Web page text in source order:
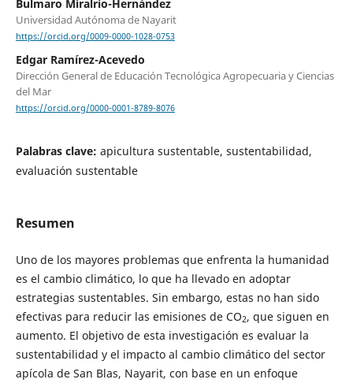
Bulmaro Miralrio-Hernández
Universidad Autónoma de Nayarit
https://orcid.org/0009-0000-1028-0753
Edgar Ramírez-Acevedo
Dirección General de Educación Tecnológica Agropecuaria y Ciencias
del Mar
https://orcid.org/0000-0001-8789-8076
Palabras clave: apicultura sustentable, sustentabilidad,
evaluación sustentable
Resumen
Uno de los mayores problemas que enfrenta la humanidad
es el cambio climático, lo que ha llevado en adoptar
estrategias sustentables. Sin embargo, estas no han sido
efectivas para reducir las emisiones de CO2, que siguen en
aumento. El objetivo de esta investigación es evaluar la
sustentabilidad y el impacto al cambio climático del sector
apícola de San Blas, Nayarit, con base en un enfoque